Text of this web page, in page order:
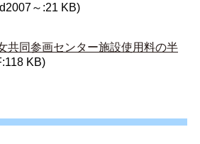
～:21 KB)
共同参画センター施設使用料の半
KB)